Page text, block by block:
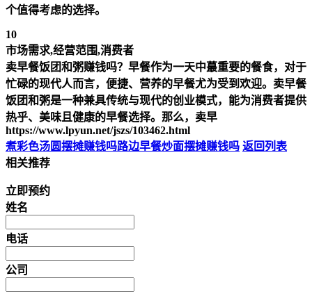
个值得考虑的选择。
10
市场需求,经营范围,消费者
卖早餐饭团和粥赚钱吗？早餐作为一天中蕞重要的餐食，对于
忙碌的现代人而言，便捷、营养的早餐尤为受到欢迎。卖早餐
饭团和粥是一种兼具传统与现代的创业模式，能为消费者提供
热乎、美味且健康的早餐选择。那么，卖早
https://www.lpyun.net/jszs/103462.html
煮彩色汤圆摆摊赚钱吗路边早餐炒面摆摊赚钱吗 返回列表
相关推荐
立即预约
姓名
电话
公司